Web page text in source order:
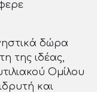
δώρα
της ιδέας,
Ομίλου
και